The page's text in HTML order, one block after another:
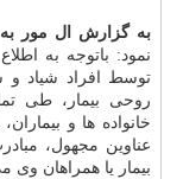
به گزارش ال مور به
نمود: باتوجه به
توسط افراد شیاد و
روحی بیمار، طی
خانواده ها و
عناوین مجهول،
بیمار یا همراهان وی